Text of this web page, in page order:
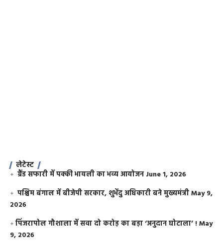
लेटेस्ट
ग्रैंड सफारी में पक्की भायली का भव्य आयोजन June 1, 2026
पश्चिम बंगाल में बीजेपी सरकार, शुभेंदु अधिकारी बने मुख्यमंत्रीMay 9,
2026
​पिंजरापोल गौशाला में सवा दो करोड़ का बड़ा ‘अनुदान घोटाला’ !May
9, 2026